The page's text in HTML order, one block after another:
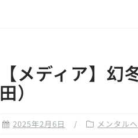
【メディア】
田）
2025年2月6日 メンタル